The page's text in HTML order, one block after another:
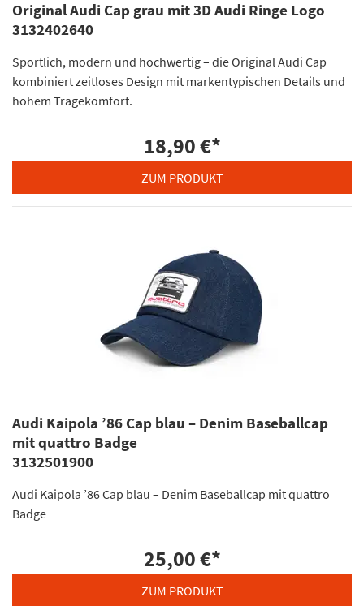
Original Audi Cap grau mit 3D Audi Ringe Logo
3132402640
Sportlich, modern und hochwertig – die Original Audi Cap
kombiniert zeitloses Design mit markentypischen Details und
hohem Tragekomfort.
18,90 €*
ZUM PRODUKT
Audi Kaipola ’86 Cap blau – Denim Baseballcap
mit quattro Badge
3132501900
Audi Kaipola ’86 Cap blau – Denim Baseballcap mit quattro
Badge
25,00 €*
ZUM PRODUKT